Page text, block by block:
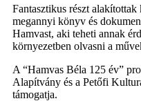
Fantasztikus részt
megannyi könyv és
Hamvast, aki teheti annak
környezetben olvasni a
A “Hamvas Béla 125 év”
Alapítvány és a Petőfi
támogatja.